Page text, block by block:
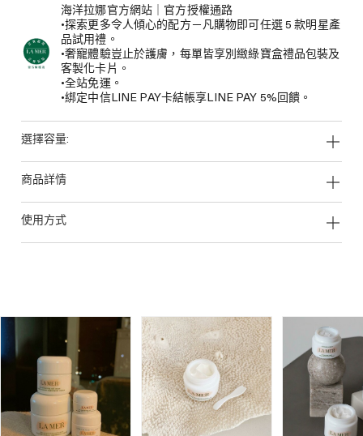
海洋拉娜官方網站｜官方授權通路
•探索更多令人傾心的配方－凡購物即可任選 5 款明星產
品試用禮。
•奢寵體驗豈止於護膚，每單皆享別緻綠寶盒禮品包裝及
客製化卡片。
•全站免運。
•綁定中信LINE PAY卡結帳享LINE PAY 5%回饋。
選擇容量:
商品詳情
使用方式